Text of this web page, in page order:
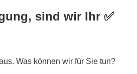
sind wir Ihr ✅
Was können wir für Sie tun?